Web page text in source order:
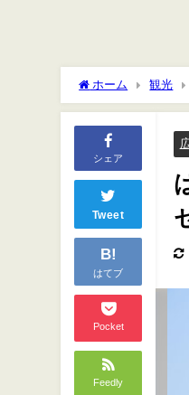
ホーム 観光
シェア
Tweet
B!
はてブ
Pocket
Feedly